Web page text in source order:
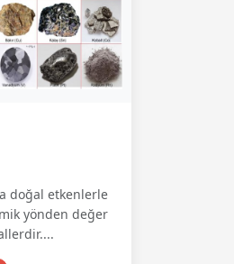
doğal etkenlerle
yönden değer